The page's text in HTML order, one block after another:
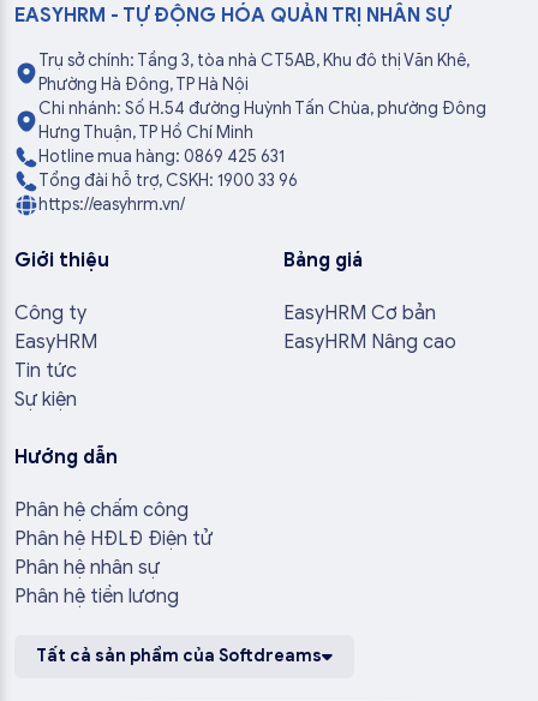
EASYHRM - TỰ ĐỘNG HÓA QUẢN TRỊ NHÂN SỰ
Trụ sở chính: Tầng 3, tòa nhà CT5AB, Khu đô thị Văn Khê,
Phường Hà Đông, TP Hà Nội
Chi nhánh: Số H.54 đường Huỳnh Tấn Chùa, phường Đông
Hưng Thuận, TP Hồ Chí Minh
Hotline mua hàng: 0869 425 631
Tổng đài hỗ trợ, CSKH: 1900 33 96
https://easyhrm.vn/
Giới thiệu
Công ty
EasyHRM
Tin tức
Sự kiện
Bảng giá
EasyHRM Cơ bản
EasyHRM Nâng cao
Hướng dẫn
Phân hệ chấm công
Phân hệ HĐLĐ Điện tử
Phân hệ nhân sự
Phân hệ tiền lương
Tất cả sản phẩm của Softdreams